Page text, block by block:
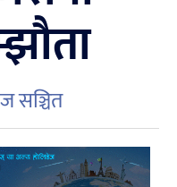
सञ्चित